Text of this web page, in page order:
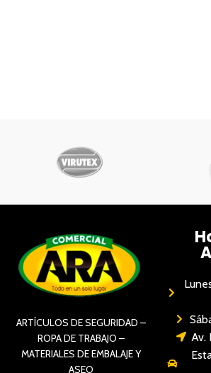
ARTÍCULOS DE SEGURIDAD –
ROPA DE TRABAJO –
MATERIALES DE EMBALAJE Y
ASEO
Av.